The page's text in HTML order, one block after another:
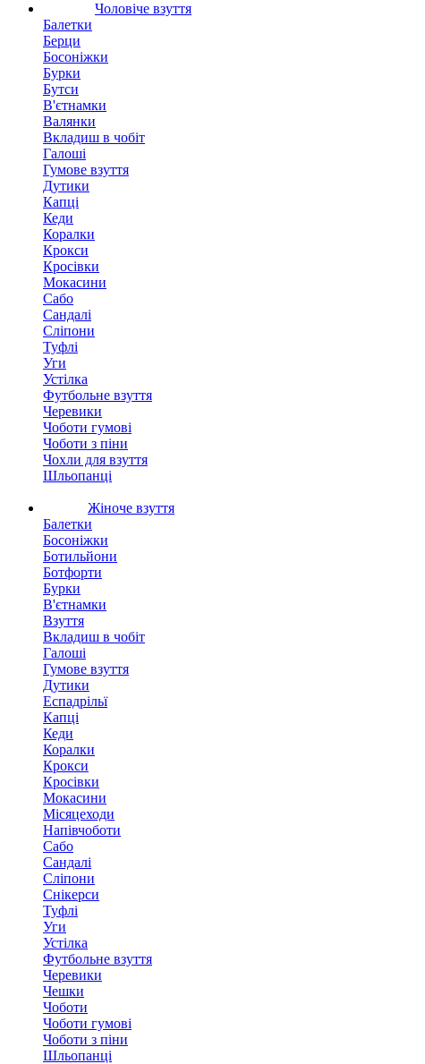
Чоловіче взуття
Балетки
Берци
Босоніжки
Бурки
Бутси
В'єтнамки
Валянки
Вкладиш в чобіт
Галоші
Гумове взуття
Дутики
Капці
Кеди
Коралки
Крокси
Кросівки
Мокасини
Сабо
Сандалі
Сліпони
Туфлі
Уги
Устілка
Футбольне взуття
Черевики
Чоботи гумові
Чоботи з піни
Чохли для взуття
Шльопанці
Жіноче взуття
Балетки
Босоніжки
Ботильйони
Ботфорти
Бурки
В'єтнамки
Взуття
Вкладиш в чобіт
Галоші
Гумове взуття
Дутики
Еспадрільї
Капці
Кеди
Коралки
Крокси
Кросівки
Мокасини
Місяцеходи
Напівчоботи
Сабо
Сандалі
Сліпони
Снікерси
Туфлі
Уги
Устілка
Футбольне взуття
Черевики
Чешки
Чоботи
Чоботи гумові
Чоботи з піни
Шльопанці